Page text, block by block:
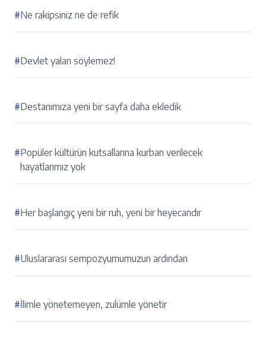
#Ne rakipsiniz ne de refik
#Devlet yalan söylemez!
#Destanımıza yeni bir sayfa daha ekledik
#Popüler kültürün kutsallarına kurban verilecek
hayatlarımız yok
#Her başlangıç yeni bir ruh, yeni bir heyecandır
#Uluslararası sempozyumumuzun ardından
#İlimle yönetemeyen, zulümle yönetir